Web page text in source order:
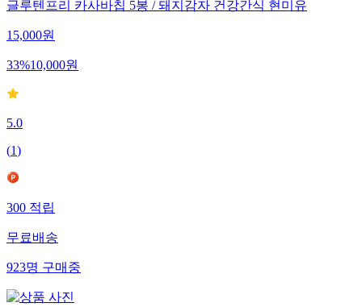
글루텐프리 카사바칩 5봉 / 돼지감자 건강간식 현미유
15,000원
33%10,000원
5.0
(1)
300적립
무료배송
923명구매중